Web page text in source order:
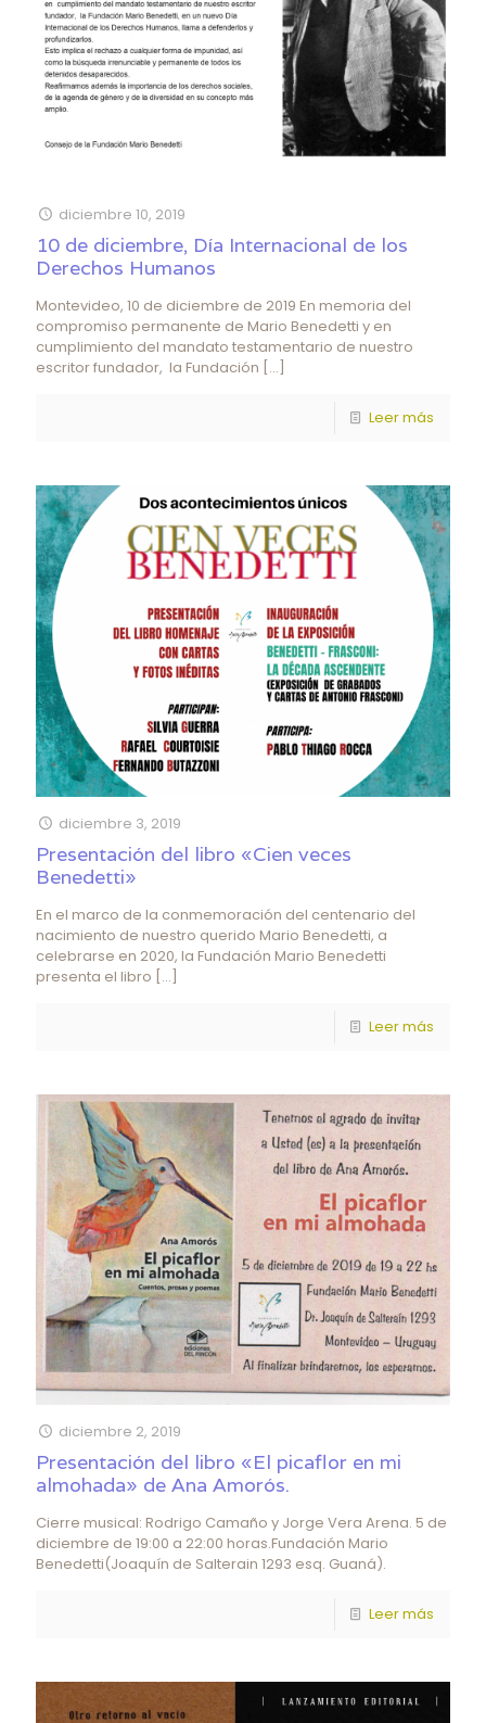
diciembre 10, 2019
10 de diciembre, Día Internacional de los
Derechos Humanos
Montevideo, 10 de diciembre de 2019 En memoria del
compromiso permanente de Mario Benedetti y en
cumplimiento del mandato testamentario de nuestro
escritor fundador, la Fundación […]
Leer más
diciembre 3, 2019
Presentación del libro «Cien veces
Benedetti»
En el marco de la conmemoración del centenario del
nacimiento de nuestro querido Mario Benedetti, a
celebrarse en 2020, la Fundación Mario Benedetti
presenta el libro […]
Leer más
diciembre 2, 2019
Presentación del libro «El picaflor en mi
almohada» de Ana Amorós.
Cierre musical: Rodrigo Camaño y Jorge Vera Arena. 5 de
diciembre de 19:00 a 22:00 horas.Fundación Mario
Benedetti(Joaquín de Salterain 1293 esq. Guaná).
Leer más